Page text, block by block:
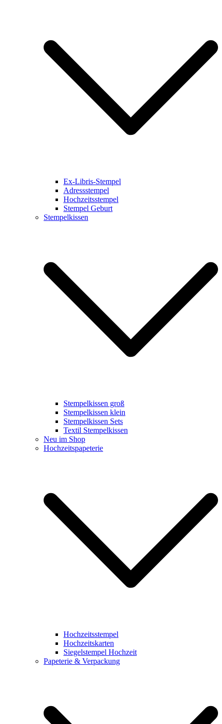
Ex-Libris-Stempel
Adressstempel
Hochzeitsstempel
Stempel Geburt
Stempelkissen
Stempelkissen groß
Stempelkissen klein
Stempelkissen Sets
Textil Stempelkissen
Neu im Shop
Hochzeitspapeterie
Hochzeitsstempel
Hochzeitskarten
Siegelstempel Hochzeit
Papeterie & Verpackung